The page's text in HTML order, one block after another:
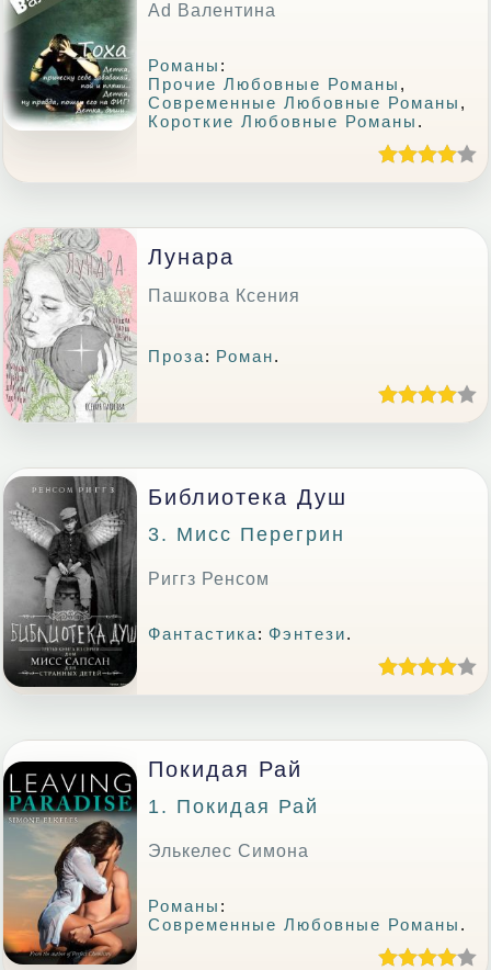
Ad Валентина
Романы :
Прочие Любовные Романы ,
Современные Любовные Романы ,
Короткие Любовные Романы .
Лунара
Пашкова Ксения
Проза: Роман.
Библиотека Душ
3. Мисс Перегрин
Риггз Ренсом
Фантастика: Фэнтези.
Покидая Рай
1. Покидая Рай
Элькелес Симона
Романы :
Современные Любовные Романы .